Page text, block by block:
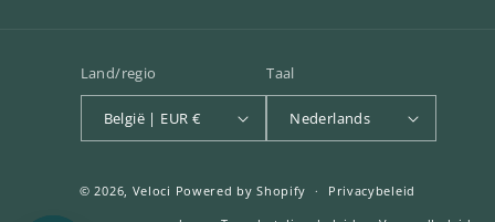
Land/regio
België | EUR €
Taal
Nederlands
© 2026, Veloci Powered by Shopify
Privacybeleid